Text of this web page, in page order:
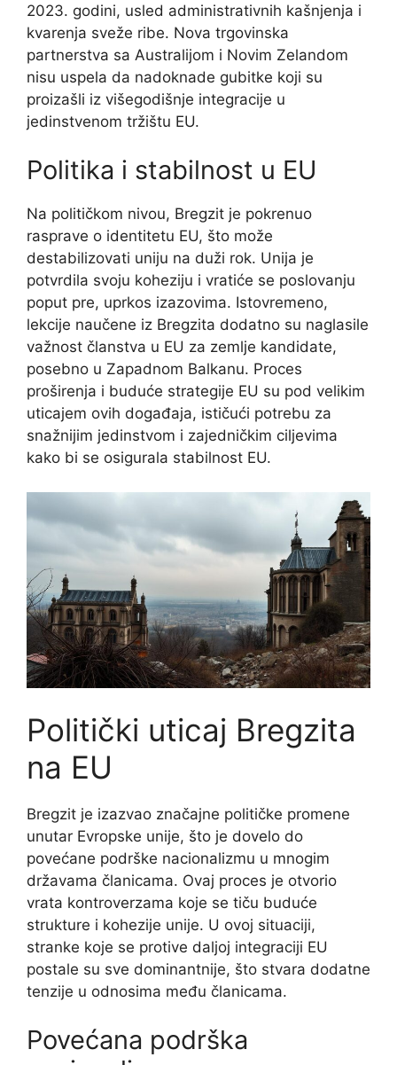
2023. godini, usled administrativnih kašnjenja i
kvarenja sveže ribe. Nova trgovinska
partnerstva sa Australijom i Novim Zelandom
nisu uspela da nadoknade gubitke koji su
proizašli iz višegodišnje integracije u
jedinstvenom tržištu EU.
Politika i stabilnost u EU
Na političkom nivou, Bregzit je pokrenuo
rasprave o identitetu EU, što može
destabilizovati uniju na duži rok. Unija je
potvrdila svoju koheziju i vratiće se poslovanju
poput pre, uprkos izazovima. Istovremeno,
lekcije naučene iz Bregzita dodatno su naglasile
važnost članstva u EU za zemlje kandidate,
posebno u Zapadnom Balkanu. Proces
proširenja i buduće strategije EU su pod velikim
uticajem ovih događaja, ističući potrebu za
snažnijim jedinstvom i zajedničkim ciljevima
kako bi se osigurala stabilnost EU.
Politički uticaj Bregzita
na EU
Bregzit je izazvao značajne političke promene
unutar Evropske unije, što je dovelo do
povećane podrške nacionalizmu u mnogim
državama članicama. Ovaj proces je otvorio
vrata kontroverzama koje se tiču buduće
strukture i kohezije unije. U ovoj situaciji,
stranke koje se protive daljoj integraciji EU
postale su sve dominantnije, što stvara dodatne
tenzije u odnosima među članicama.
Povećana podrška